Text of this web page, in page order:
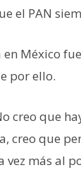
el PAN
México
por ello.
creo que
creo que
vez más al